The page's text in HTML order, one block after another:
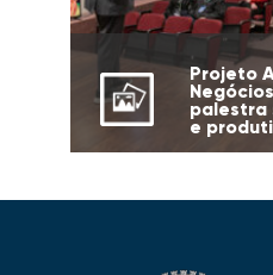
Projeto
palestra
e